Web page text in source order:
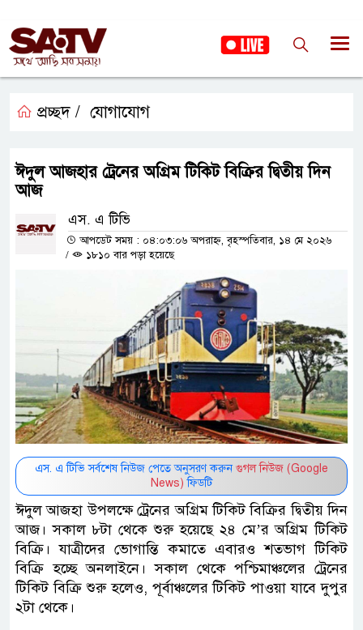
প্রচ্ছদ / যোগাযোগ
ঈদুল আজহার ট্রেনের অগ্রিম টিকিট বিক্রির দ্বিতীয় দিন
আজ
এস. এ টিভি
আপডেট সময় : ০৪:০৩:০৬ অপরাহ্ন, বৃহস্পতিবার, ১৪ মে ২০২৬
/
১৮১০ বার পড়া হয়েছে
এস. এ টিভি সর্বশেষ নিউজ পেতে অনুসরণ করুন গুগল নিউজ (Google
News) ফিডটি
ঈদুল আজহা উপলক্ষে ট্রেনের অগ্রিম টিকিট বিক্রির দ্বিতীয় দিন
আজ। সকাল ৮টা থেকে শুরু হয়েছে ২৪ মে’র অগ্রিম টিকিট
বিক্রি। যাত্রীদের ভোগান্তি কমাতে এবারও শতভাগ টিকিট
বিক্রি হচ্ছে অনলাইনে। সকাল থেকে পশ্চিমাঞ্চলের ট্রেনের
টিকিট বিক্রি শুরু হলেও, পূর্বাঞ্চলের টিকিট পাওয়া যাবে দুপুর
২টা থেকে।